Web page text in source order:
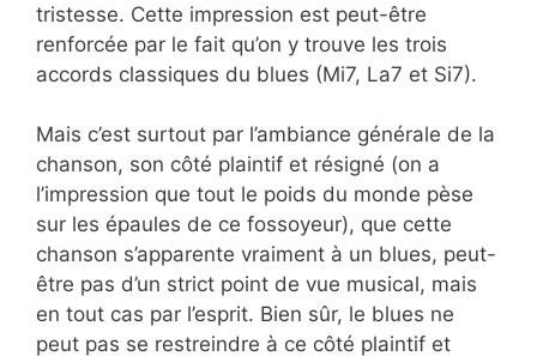
tristesse. Cette impression est peut-être
renforcée par le fait qu’on y trouve les trois
accords classiques du blues (Mi7, La7 et Si7).
Mais c’est surtout par l’ambiance générale de la
chanson, son côté plaintif et résigné (on a
l’impression que tout le poids du monde pèse
sur les épaules de ce fossoyeur), que cette
chanson s’apparente vraiment à un blues, peut-
être pas d’un strict point de vue musical, mais
en tout cas par l’esprit. Bien sûr, le blues ne
peut pas se restreindre à ce côté plaintif et